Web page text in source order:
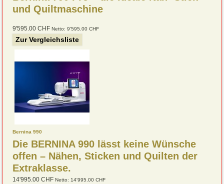
und Quiltmaschine
9'595.00 CHF Netto: 9'595.00 CHF
Zur Vergleichsliste
Bernina 990
Die BERNINA 990 lässt keine Wünsche
offen – Nähen, Sticken und Quilten der
Extraklasse.
14'995.00 CHF Netto: 14'995.00 CHF